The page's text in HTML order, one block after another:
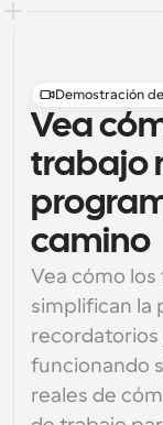
Demostración
Vea
trabajo
camino
Vea cómo
simplifican la
recordatorios
funcionando
reales de